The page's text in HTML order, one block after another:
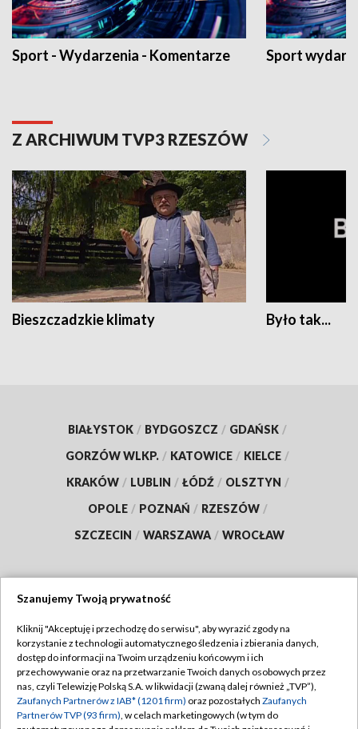
Sport - Wydarzenia - Komentarze Sport
Z ARCHIWUM TVP3 RZESZÓW
Bieszczadzkie klimaty Było tak...
BIAŁYSTOK / BYDGOSZCZ / GDAŃSK /
GORZÓW WLKP. / KATOWICE / KIELCE /
KRAKÓW / LUBLIN / ŁÓDŹ / OLSZTYN /
OPOLE / POZNAŃ / RZESZÓW /
SZCZECIN / WARSZAWA / WROCŁAW
TVP
Abonament TVP
Emisja w TVP
Centrum informacji TVP
Regulamin TVP
Polityka prywatności
Szanujemy Twoją prywatność
Kliknij "Akceptuję i przechodzę do serwisu", aby wyrazić zgody na
korzystanie z technologii automatycznego śledzenia i zbierania danych,
dostęp do informacji na Twoim urządzeniu końcowym i ich
przechowywanie oraz na przetwarzanie Twoich danych osobowych przez
nas, czyli Telewizję Polską S.A. w likwidacji (zwaną dalej również „TVP”),
Zaufanych Partnerów z IAB* (1201 firm) oraz pozostałych Zaufanych
Partnerów TVP (93 firm), w celach marketingowych (w tym do